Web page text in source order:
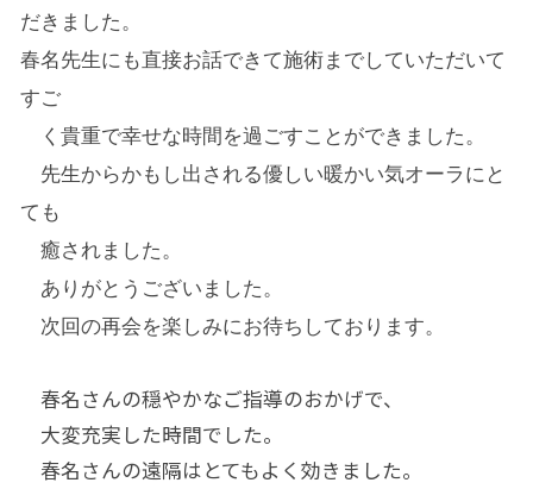
だきました。
春名先生にも直接お話できて施術までしていただいて
すご
く貴重で幸せな時間を過ごすことができました。
先生からかもし出される優しい暖かい気オーラにと
ても
癒されました。
ありがとうございました。
次回の再会を楽しみにお待ちしております。
春名さんの穏やかなご指導のおかげで、
大変充実した時間でした。
春名さんの遠隔はとてもよく効きました。